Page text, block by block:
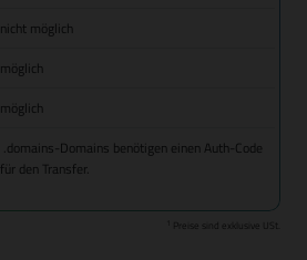
nicht möglich
möglich
möglich
.domains-Domains benötigen einen Auth-Code
für den Transfer.
Preise sind exklusive USt.